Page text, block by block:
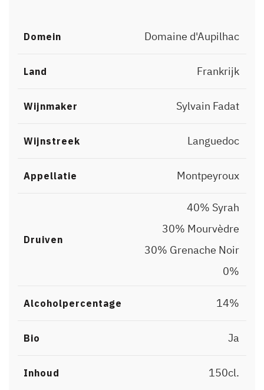
Domein Domaine d'Aupilhac
Land Frankrijk
Wijnmaker Sylvain Fadat
Wijnstreek Languedoc
Appellatie Montpeyroux
Druiven
0%
30% Grenache Noir
30% Mourvèdre
40% Syrah
Alcoholpercentage 14%
Bio Ja
Inhoud 150cl.